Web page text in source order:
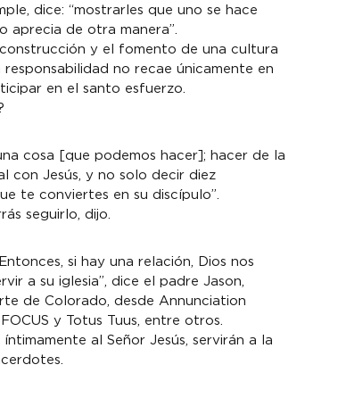
dice: “mostrarles que uno se hace
aprecia de otra manera”.
y el fomento de una cultura
no recae únicamente en
en el santo esfuerzo.
cosa [que podemos hacer]; hacer de la
con Jesús, y no solo decir diez
te conviertes en su discípulo”.
seguirlo, dijo.
si hay una relación, Dios nos
a su iglesia”, dice el padre Jason,
de Colorado, desde Annunciation
y Totus Tuus, entre otros.
al Señor Jesús, servirán a la